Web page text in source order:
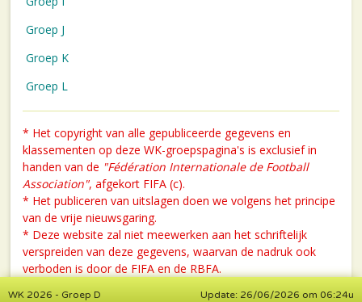
WK 2026 - Groep D Update: 26/06/2026 om 06:24u
Groep J
Groep K
Groep L
* Het copyright van alle gepubliceerde gegevens en
klassementen op deze WK-groepspagina's is exclusief in
handen van de "Fédération Internationale de Football
Association", afgekort FIFA (c).
* Het publiceren van uitslagen doen we volgens het principe
van de vrije nieuwsgaring.
* Deze website zal niet meewerken aan het schriftelijk
verspreiden van deze gegevens, waarvan de nadruk ook
verboden is door de FIFA en de RBFA.